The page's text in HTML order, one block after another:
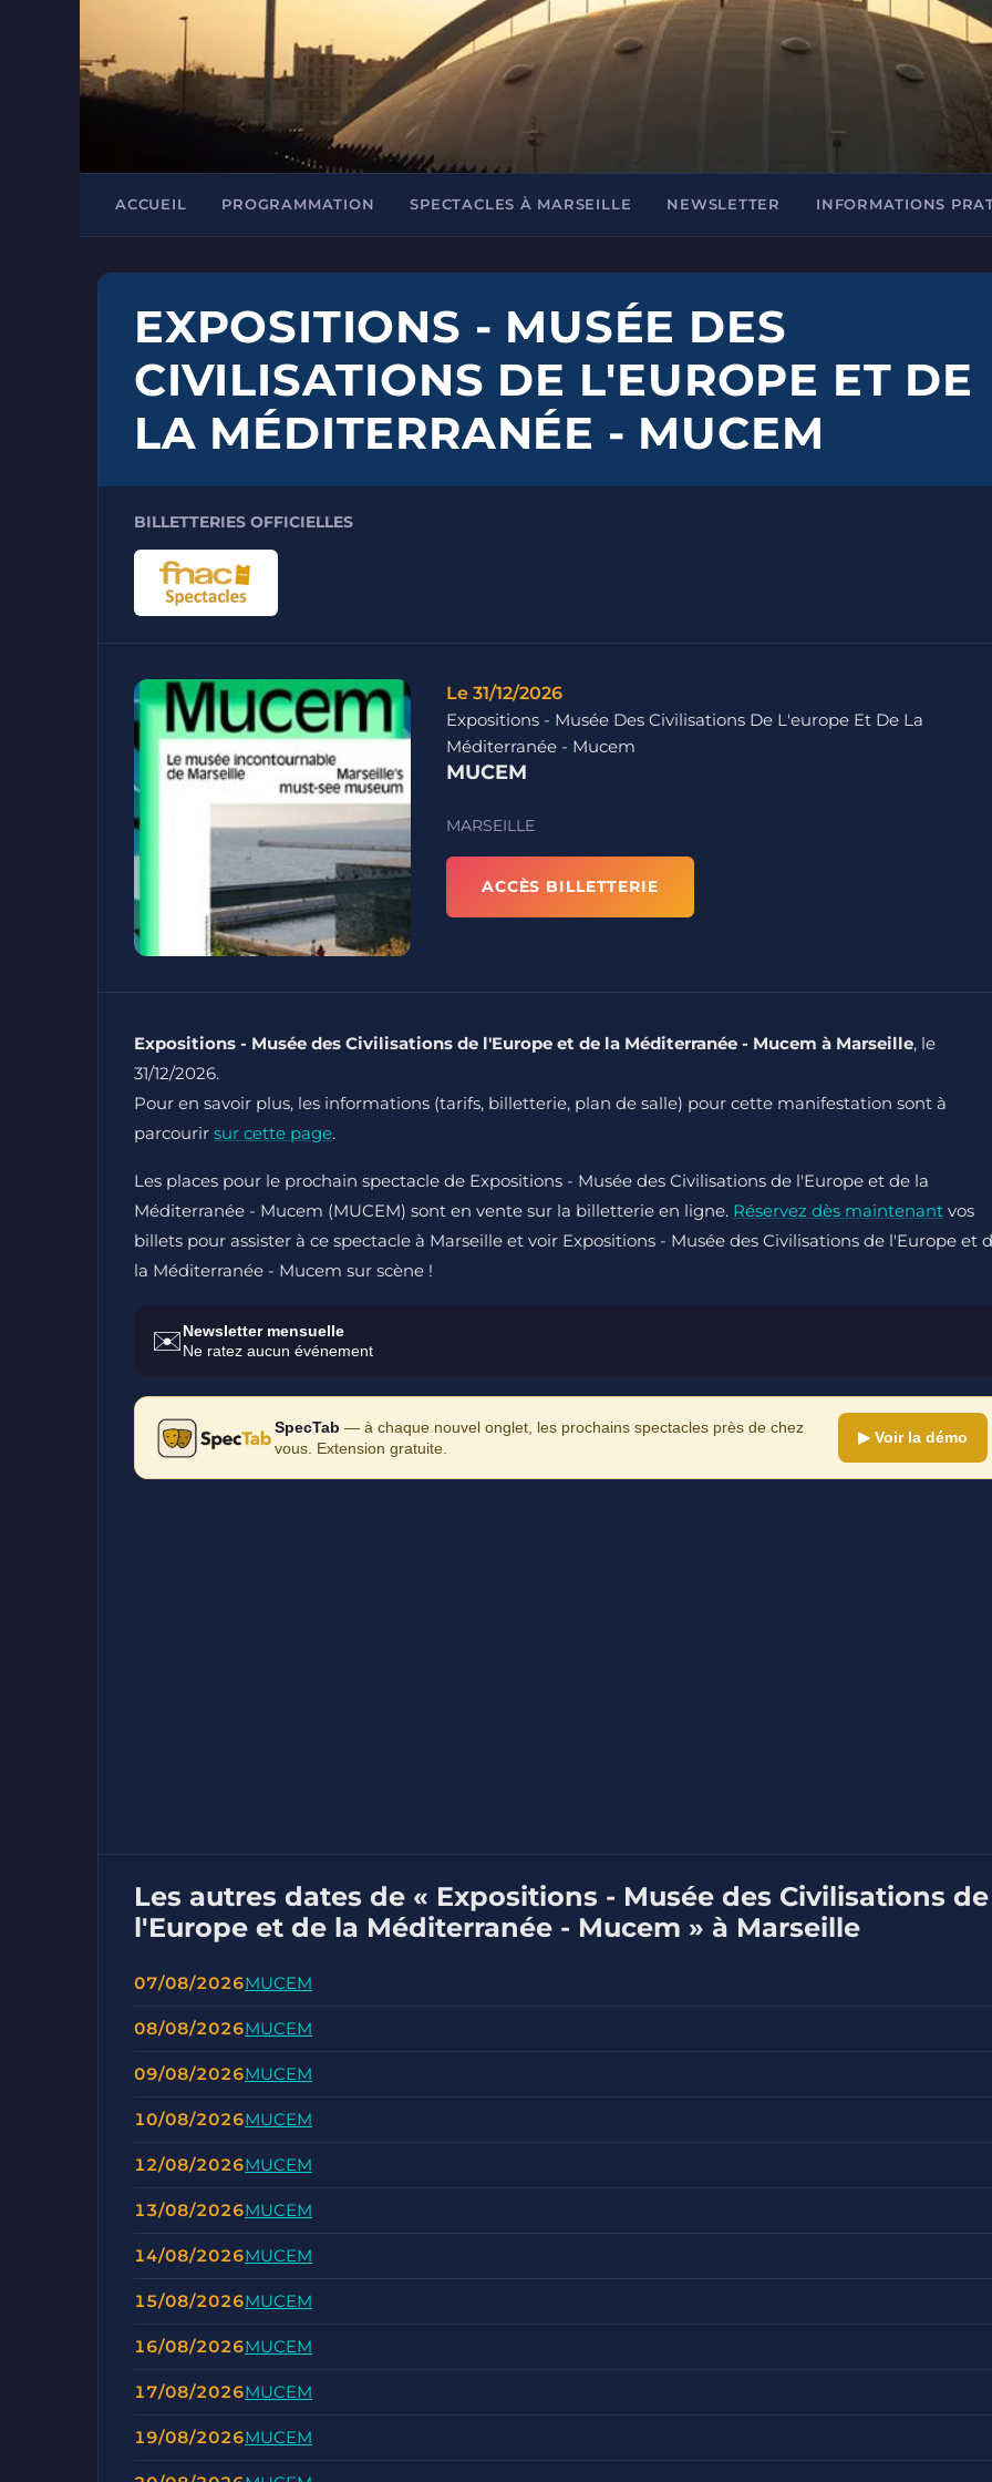
ACCUEIL PROGRAMMATION SPECTACLES À MARSEILLE NEWSLETTER INFORMATIONS
EXPOSITIONS - MUSÉE DES
CIVILISATIONS DE L'EUROPE ET DE
LA MÉDITERRANÉE - MUCEM
BILLETTERIES OFFICIELLES
Le 31/12/2026
Expositions - Musée Des Civilisations De L'europe Et De La
Méditerranée - Mucem
MUCEM
MARSEILLE
ACCÈS BILLETTERIE
Expositions - Musée des Civilisations de l'Europe et de la Méditerranée - Mucem à Marseille, le
31/12/2026.
Pour en savoir plus, les informations (tarifs, billetterie, plan de salle) pour cette manifestation sont à
parcourir sur cette page.
Les places pour le prochain spectacle de Expositions - Musée des Civilisations de l'Europe et de la
Méditerranée - Mucem (MUCEM) sont en vente sur la billetterie en ligne. Réservez dès maintenant vos
billets pour assister à ce spectacle à Marseille et voir Expositions - Musée des Civilisations de l'Europe et
la Méditerranée - Mucem sur scène !
✉️Newsletter mensuelle
Ne ratez aucun événement
SpecTab — à chaque nouvel onglet, les prochains spectacles près de chez
vous. Extension gratuite.
▶ Voir la démo
Les autres dates de « Expositions - Musée des Civilisations de
l'Europe et de la Méditerranée - Mucem » à Marseille
07/08/2026MUCEM
08/08/2026MUCEM
09/08/2026MUCEM
10/08/2026MUCEM
12/08/2026MUCEM
13/08/2026MUCEM
14/08/2026MUCEM
15/08/2026MUCEM
16/08/2026MUCEM
17/08/2026MUCEM
19/08/2026MUCEM